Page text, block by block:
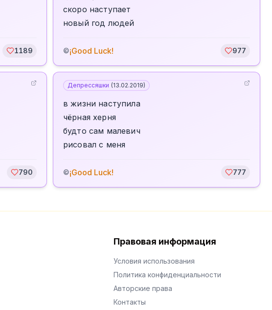
1189
скоро наступает
новый год людей
©¡Good Luck! 977
790
Депрессяшки (13.02.2019)
в жизни наступила
чёрная херня
будто сам малевич
рисовал с меня
©¡Good Luck! 777
Правовая информация
Условия использования
Политика конфиденциальности
Авторские права
Контакты